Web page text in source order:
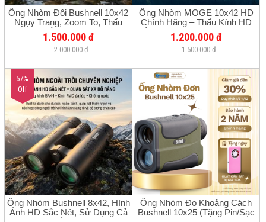
Ống Nhòm Đôi Bushnell 10x42
Ngụy Trang, Zoom To, Thấu
Kính HD Sắc Nét, Chống Nước
Bơm Khí Nitor
1.500.000 đ
2.000.000 đ
Ống Nhòm MOGE 10x42 HD
Chính Hãng – Thấu Kính HD
Sắc Nét, Quan Sát Xa Rõ Nét,
Nhỏ Gọn Dễ Mang Theo, Phù
Hợp Du Lịch, Xem Chim, Tìm
Nhiên
1.200.000 đ
1.500.000 đ
57%
Off
Ống Nhòm Bushnell 8x42, Hình
Ảnh HD Sắc Nét, Sử Dụng Cả
Ống Nhòm Đo Khoảng Cách
Bushnell 10x25 (Tặng Pin/Sạc